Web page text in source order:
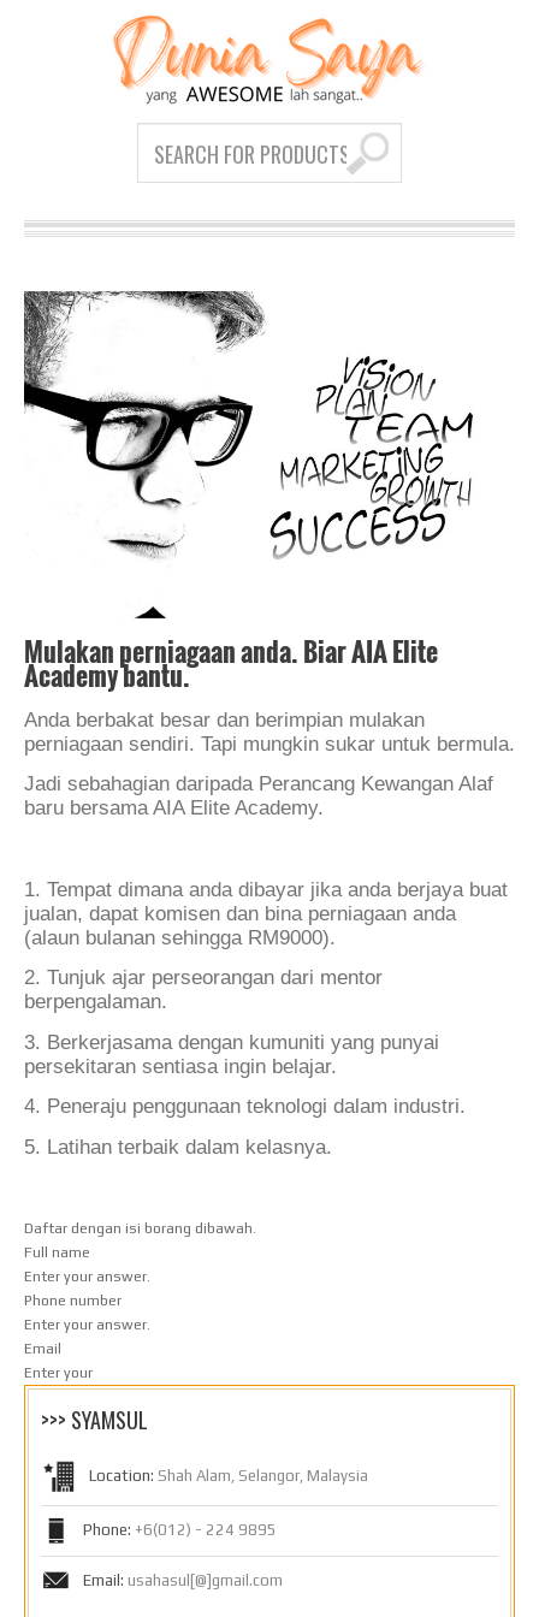
Mulakan perniagaan anda. Biar AIA Elite
Academy bantu.
Anda berbakat besar dan berimpian mulakan
perniagaan sendiri. Tapi mungkin sukar untuk bermula.
Jadi sebahagian daripada Perancang Kewangan Alaf
baru bersama AIA Elite Academy.
1. Tempat dimana anda dibayar jika anda berjaya buat
jualan, dapat komisen dan bina perniagaan anda
(alaun bulanan sehingga RM9000).
2. Tunjuk ajar perseorangan dari mentor
berpengalaman.
3. Berkerjasama dengan kumuniti yang punyai
persekitaran sentiasa ingin belajar.
4. Peneraju penggunaan teknologi dalam industri.
5. Latihan terbaik dalam kelasnya.
Daftar dengan isi borang dibawah.
Full name
Enter your answer.
Phone number
Enter your answer.
Email
Enter your
>>> SYAMSUL
Location: Shah Alam, Selangor, Malaysia
Phone: +6(012) - 224 9895
Email: usahasul[@]gmail.com